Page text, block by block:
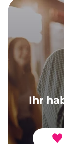
Ihr